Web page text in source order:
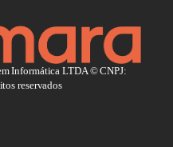
Informática LTDA © CNPJ:
reservados